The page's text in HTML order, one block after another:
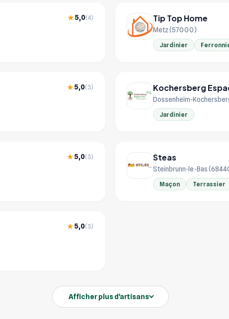
★5,0(4) Tip Top Home
Metz (57000)
Jardinier
★5,0(3) Kochersberg
Dossenheim-
Jardinier
★5,0(3) Steas
Steinbrunn-le-Bas
Maçon Terrassier
★5,0(3)
Afficher plus d'artisans